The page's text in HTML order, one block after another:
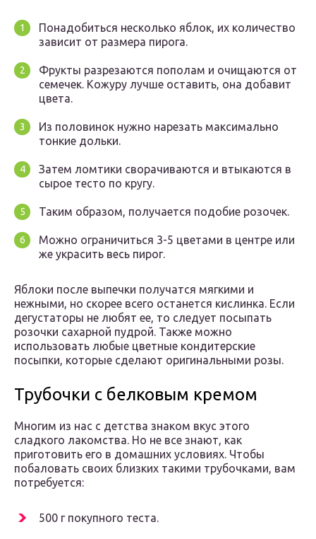
Понадобиться несколько яблок, их количество
зависит от размера пирога.
Фрукты разрезаются пополам и очищаются от
семечек. Кожуру лучше оставить, она добавит
цвета.
Из половинок нужно нарезать максимально
тонкие дольки.
Затем ломтики сворачиваются и втыкаются в
сырое тесто по кругу.
Таким образом, получается подобие розочек.
Можно ограничиться 3-5 цветами в центре или
же украсить весь пирог.
Яблоки после выпечки получатся мягкими и
нежными, но скорее всего останется кислинка. Если
дегустаторы не любят ее, то следует посыпать
розочки сахарной пудрой. Также можно
использовать любые цветные кондитерские
посыпки, которые сделают оригинальными розы.
Трубочки с белковым кремом
Многим из нас с детства знаком вкус этого
сладкого лакомства. Но не все знают, как
приготовить его в домашних условиях. Чтобы
побаловать своих близких такими трубочками, вам
потребуется:
500 г покупного теста.